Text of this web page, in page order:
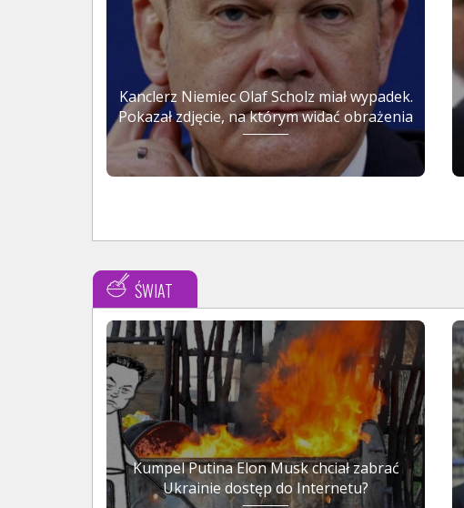
Kanclerz Niemiec Olaf Scholz miał wypadek.
Pokazał zdjęcie, na którym widać obrażenia
ŚWIAT
Kumpel Putina Elon Musk chciał zabrać
Ukrainie dostęp do Internetu?